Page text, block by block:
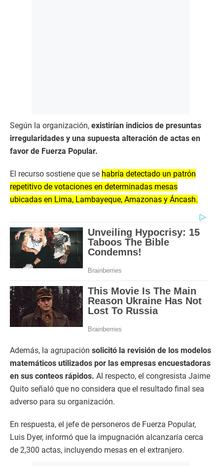
Según la organización, existirían indicios de presuntas
irregularidades y una supuesta alteración de actas en
favor de Fuerza Popular.
El recurso sostiene que se habría detectado un patrón
repetitivo de votaciones en determinadas mesas
ubicadas en Lima, Lambayeque, Amazonas y Áncash.
Además, la agrupación solicitó la revisión de los modelos
matemáticos utilizados por las empresas encuestadoras
en sus conteos rápidos. Al respecto, el congresista Jaime
Quito señaló que no considera que el resultado final sea
adverso para su organización.
En respuesta, el jefe de personeros de Fuerza Popular,
Luis Dyer, informó que la impugnación alcanzaría cerca
de 2,300 actas, incluyendo mesas en el extranjero.